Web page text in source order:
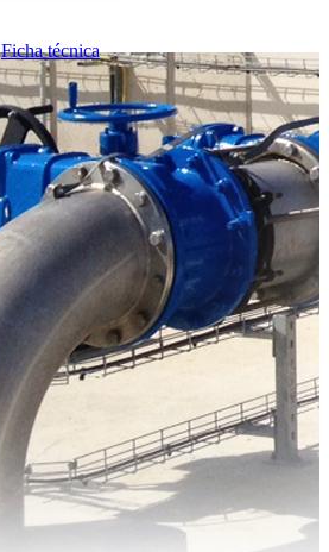
Ficha técnica